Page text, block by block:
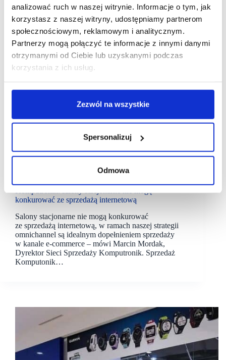
analizować ruch w naszej witrynie. Informacje o tym, jak
korzystasz z naszej witryny, udostępniamy partnerom
społecznościowym, reklamowym i analitycznym.
Partnerzy mogą połączyć te informacje z innymi danymi
otrzymanymi od Ciebie lub uzyskanymi podczas
korzystania z ich usług.
Zezwól na wszystkie
Spersonalizuj
Odmowa
Komputronik
konkurować ze sprzedażą internetową
Salony stacjonarne nie mogą konkurować
ze sprzedażą internetową, w ramach naszej strategii
omnichannel są idealnym dopełnieniem sprzedaży
w kanale e-commerce – mówi Marcin Mordak,
Dyrektor Sieci Sprzedaży Komputronik. Sprzedaż
Komputonik…